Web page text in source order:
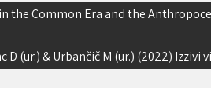
the Common Era and the
D (ur.) & Urbančič M (ur.) (2022)